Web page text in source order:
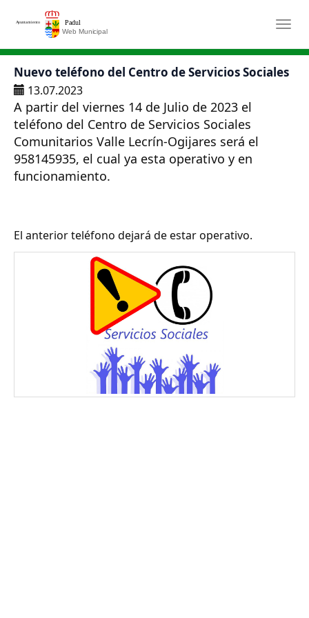
Saltar al contenido principal
Nuevo teléfono del Centro de Servicios Sociales
13.07.2023
A partir del viernes 14 de Julio de 2023 el
teléfono del Centro de Servicios Sociales
Comunitarios Valle Lecrín-Ogijares será el
958145935, el cual ya esta operativo y en
funcionamiento.
El anterior teléfono dejará de estar operativo.